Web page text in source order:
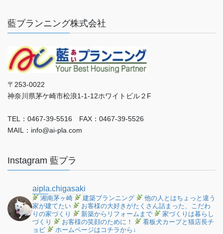
藍プランニング株式会社
〒253-0022
神奈川県茅ケ崎市松浪1-1-12ホワイトビル２F
TEL：0467-39-5516 FAX：0467-39-5526
MAIL：info@ai-pla.com
Instagram 藍プラ
aipla.chigasaki
湘南茅ヶ崎 建築プランニング
他の人とはちょっと違う
家が建てたい
お客様の大好きがたくさん詰まった、こだわ
りの家づくり
新築からリフォームまで
家づくりは暮らし
づくり
お客様の笑顔のために！
看板犬カープと猫店長チ
ョビ
ホームページはコチラから↓